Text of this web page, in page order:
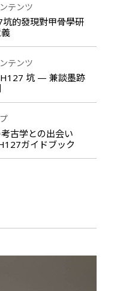
テンツ
的發現對甲骨學研
テンツ
坑 — 兼談墨跡
古学との出会い
ガイドブック